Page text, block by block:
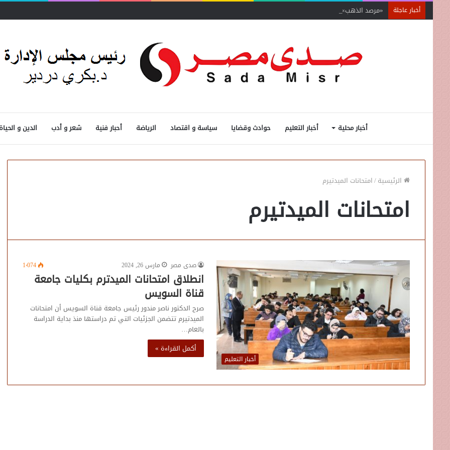
أخبار عاجلة «مرصد الذهب»: صناعة الألماس الإسرائيلية تواجه انهيارًا حادًا..
أخبار محلية أخبار التعليم حوادث وقضايا سياسة و اقتصاد الرياضة أحبار فنية شعر و أدب الدين و الحياة
الرئيسية/امتحانات الميدتيرم
امتحانات الميدتيرم
أخبار التعليم
صدى مصر مارس 26, 2024 1٬074
انطلاق امتحانات الميدترم بكليات جامعة
قناة السويس
صرح الدكتور ناصر مندور رئيس جامعة قناة السويس أن امتحانات
الميدتيرم تتضمن الجزئيات التي تم دراستها منذ بداية الدراسة
بالعام…
أكمل القراءة »